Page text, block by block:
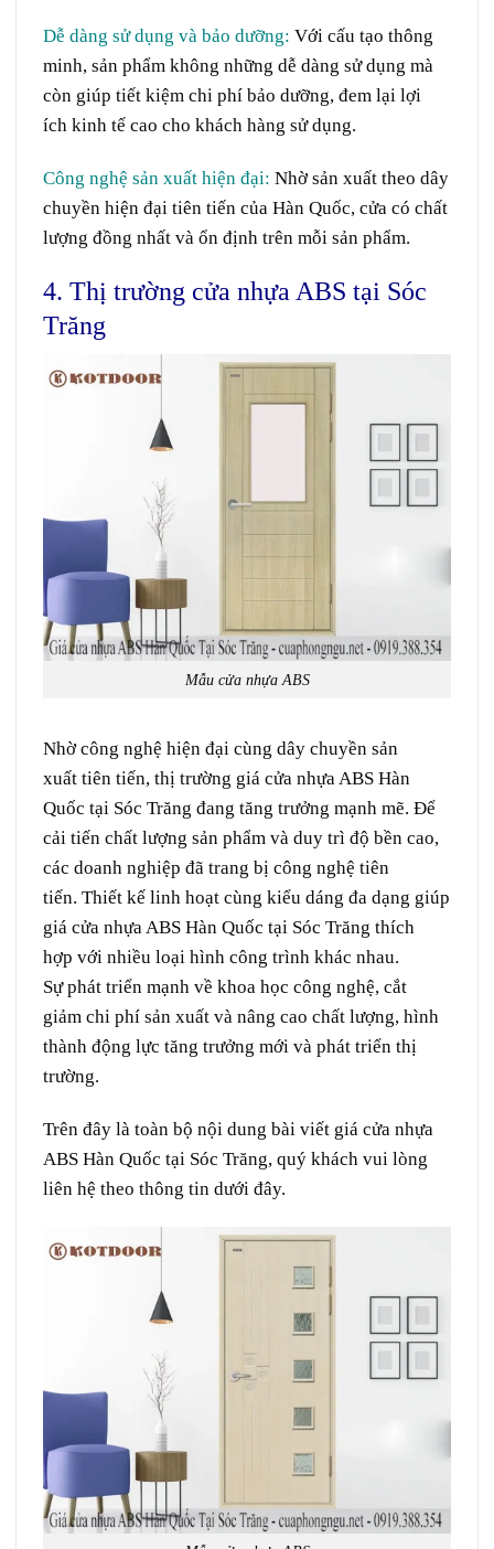
Dễ dàng sử dụng và bảo dưỡng: Với cấu tạo thông
minh, sản phẩm không những dễ dàng sử dụng mà
còn giúp tiết kiệm chi phí bảo dưỡng, đem lại lợi
ích kinh tế cao cho khách hàng sử dụng.
Công nghệ sản xuất hiện đại: Nhờsản xuất theo dây
chuyền hiện đại tiên tiến của Hàn Quốc, cửa có chất
lượng đồng nhất và ổn định trên mỗi sản phẩm.
4. Thị trường cửa nhựa ABS tại Sóc
Trăng
Mẫu cửa nhựa ABS
Nhờ công nghệ hiện đại cùng dây chuyền sản
xuất tiên tiến, thị trường giá cửa nhựa ABS Hàn
Quốc tại Sóc Trăng đang tăng trưởng mạnh mẽ. Để
cải tiến chất lượng sản phẩm và duy trì độ bền cao,
các doanh nghiệp đã trang bị công nghệ tiên
tiến. Thiết kế linh hoạt cùng kiểu dáng đa dạng giúp
giá cửa nhựa ABS Hàn Quốc tại Sóc Trăng thích
hợp với nhiều loại hình công trình khác nhau.
Sựphát triển mạnh về khoa học công nghệ, cắt
giảm chi phí sản xuất và nâng cao chất lượng, hình
thành động lực tăng trưởng mới và phát triển thị
trường.
Trên đây là toàn bộ nội dung bài viết giá cửa nhựa
ABS Hàn Quốc tại Sóc Trăng, quý khách vui lòng
liên hệ theo thông tin dưới đây.